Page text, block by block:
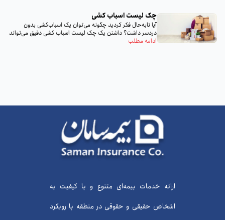
چک لیست اسباب‌ کشی
آیا تا‌به‌حال فکر کردید چگونه می‌توان یک اسباب‌کشی بدون
دردسر داشت؟ داشتن یک چک لیست اسباب‌ کشی دقیق می‌تواند
تمام...
ادامه مطلب
ارائه خدمات بیمه‌ای متنوع و با کیفیت به
اشخاص حقیقی و حقوقی در منطقه با رویکرد